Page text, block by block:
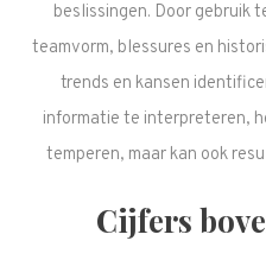
beslissingen. Door gebruik
teamvorm, blessures en
trends en kansen
informatie te interpreteren,
temperen, maar kan ook
Cijfers